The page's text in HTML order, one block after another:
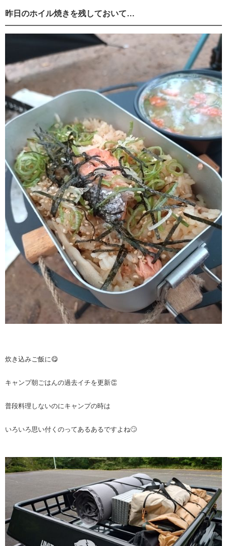
昨日のホイル焼きを残しておいて…
炊き込みご飯に😋
キャンプ朝ごはんの過去イチを更新👏
普段料理しないのにキャンプの時は
いろいろ思い付くのってあるあるですよね🙄